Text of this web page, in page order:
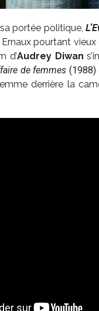
portée politique,
pourtant
d’Audrey Diwan
de femmes (1988)
derrière la